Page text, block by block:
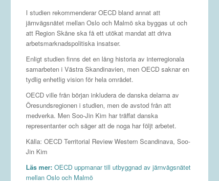
I studien rekommenderar OECD bland annat att
järnvägsnätet mellan Oslo och Malmö ska byggas ut och
att Region Skåne ska få ett utökat mandat att driva
arbetsmarknadspolitiska insatser.
Enligt studien finns det en lång historia av interregionala
samarbeten i Västra Skandinavien, men OECD saknar en
tydlig enhetlig vision för hela området.
OECD ville från början inkludera de danska delarna av
Öresundsregionen i studien, men de avstod från att
medverka. Men Soo-Jin Kim har träffat danska
representanter och säger att de noga har följt arbetet.
Källa: OECD Territorial Review Western Scandinava, Soo-
Jin Kim
Läs mer: OECD uppmanar till utbyggnad av järnvägsnätet
mellan Oslo och Malmö